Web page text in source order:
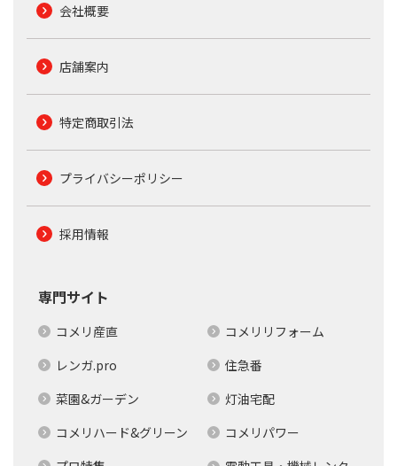
会社概要
店舗案内
特定商取引法
プライバシーポリシー
採用情報
専門サイト
コメリ産直
コメリリフォーム
レンガ.pro
住急番
菜園&ガーデン
灯油宅配
コメリハード&グリーン
コメリパワー